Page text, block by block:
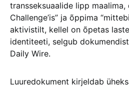
transseksuaalide lipp maalima,
Challenge’is” ja õppima
aktivistilt, kellel on õpetas
identiteeti, selgub
Daily Wire.
Luuredokument kirjeldab